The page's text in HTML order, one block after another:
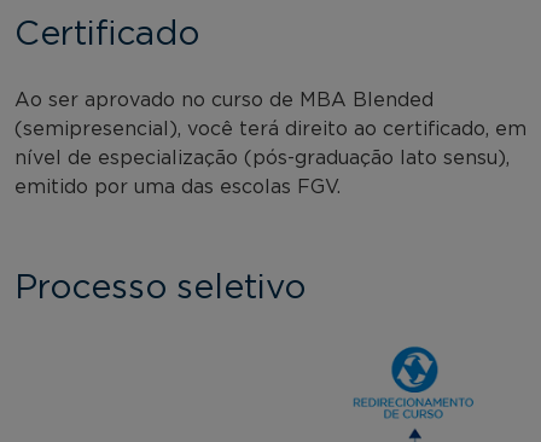
Certificado
Ao ser aprovado no curso de MBA Blended
(semipresencial), você terá direito ao certificado, em
nível de especialização (pós-graduação lato sensu),
emitido por uma das escolas FGV.
Processo seletivo